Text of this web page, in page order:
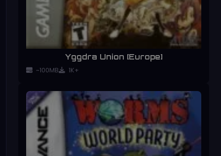
Yggdra Union [Europe]
~100MB 1K+